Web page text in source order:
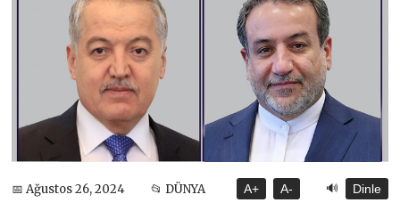
📅 Ağustos 26, 2024 📂 DÜNYA A+ A- 🔊 Dinle